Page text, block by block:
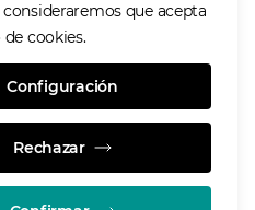
que acepta
cookies.
Configuración
Rechazar